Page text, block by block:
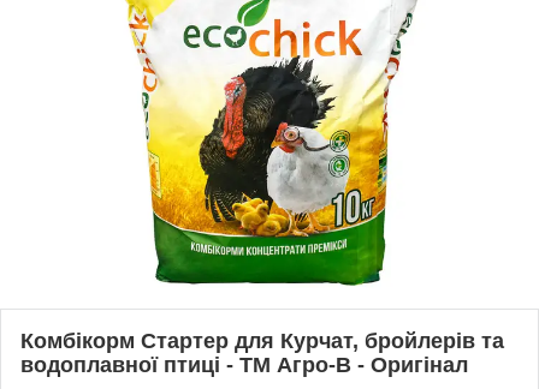
Комбікорм Стартер для Курчат, бройлерів та
водоплавної птиці - ТМ Агро-В - Оригінал